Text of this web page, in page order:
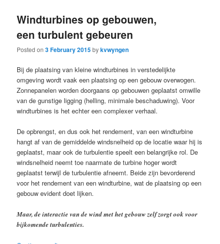
Windturbines op gebouwen,
een turbulent gebeuren
Posted on3 February 2015bykvwyngen
Bij de plaatsing van kleine windturbines in verstedelijkte
omgeving wordt vaak een plaatsing op een gebouw overwogen.
Zonnepanelen worden doorgaans op gebouwen geplaatst omwille
van de gunstige ligging (helling, minimale beschaduwing). Voor
windturbines is het echter een complexer verhaal.
De opbrengst, en dus ook het rendement, van een windturbine
hangt af van de gemiddelde windsnelheid op de locatie waar hij is
geplaatst, maar ook de turbulentie speelt een belangrijke rol. De
windsnelheid neemt toe naarmate de turbine hoger wordt
geplaatst terwijl de turbulentie afneemt. Beide zijn bevorderend
voor het rendement van een windturbine, wat de plaatsing op een
gebouw evident doet lijken.
Maar, de interactie van de wind met het gebouw zelf zorgt ook voor
bijkomende turbulenties.